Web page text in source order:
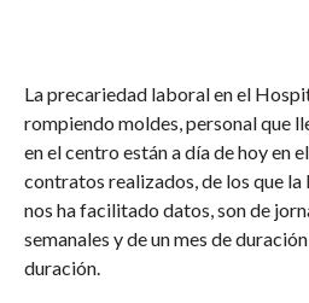
La precariedad laboral en el
rompiendo moldes, personal que
en el centro están a día de hoy en
contratos realizados, de los que
nos ha facilitado datos, son de
semanales y de un mes de
duración.